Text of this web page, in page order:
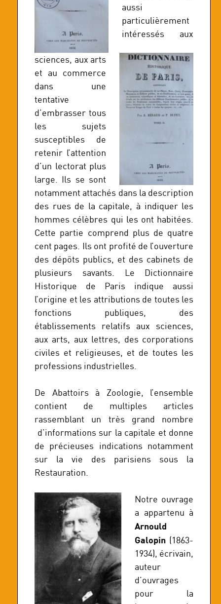
aussi
particulièrement
intéressés aux
sciences, aux arts
et au commerce
dans une
tentative
d’embrasser tous
les sujets
susceptibles de
retenir l’attention
d’un lectorat plus
large. Ils se sont
notamment attachés dans la description
des rues de la capitale, à indiquer les
hommes célèbres qui les ont habitées.
Cette partie comprend plus de quatre
cent pages. Ils ont profité de l’ouverture
des dépôts publics, et des cabinets de
plusieurs savants. Le Dictionnaire
Historique de Paris indique aussi
l’origine et les attributions de toutes les
fonctions publiques, des
établissements relatifs aux sciences,
aux arts, aux lettres, des corporations
civiles et religieuses, et de toutes les
professions industrielles.
De Abattoirs à Zoologie, l’ensemble
contient de multiples articles
rassemblant un très grand nombre
d’informations sur la capitale et donne
de précieuses indications notamment
sur la vie des parisiens sous la
Restauration.
Notre ouvrage
a appartenu à
Arnould
Galopin (1863-
1934), écrivain,
auteur
d’ouvrages
pour la